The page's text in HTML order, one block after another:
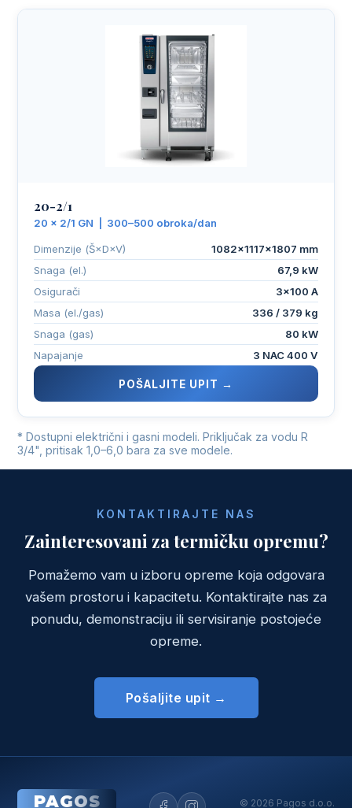
20-2/1
20 × 2/1 GN | 300–500 obroka/dan
Dimenzije (Š×D×V)
1082×1117×1807 mm
Snaga (el.)
67,9 kW
Osigurači
3×100 A
Masa (el./gas)
336 / 379 kg
Snaga (gas)
80 kW
Napajanje
3 NAC 400 V
POŠALJITE UPIT →
* Dostupni električni i gasni modeli. Priključak za vodu R
3/4", pritisak 1,0–6,0 bara za sve modele.
KONTAKTIRAJTE NAS
Zainteresovani za termičku opremu?
Pomažemo vam u izboru opreme koja odgovara
vašem prostoru i kapacitetu. Kontaktirajte nas za
ponudu, demonstraciju ili servisiranje postojeće
opreme.
Pošaljite upit →
PAGOS © 2026 Pagos d.o.o.